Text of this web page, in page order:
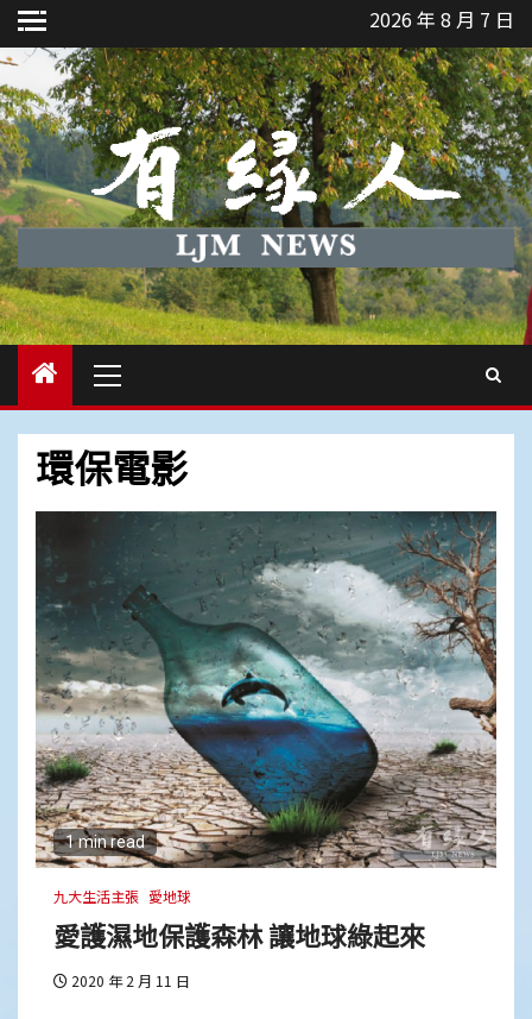
Skip
to
content
2026 年 8 月 7 日
Menu
環保電影
1 min read
九大生活主張 愛地球
愛護濕地保護森林 讓地球綠起來
2020 年 2 月 11 日